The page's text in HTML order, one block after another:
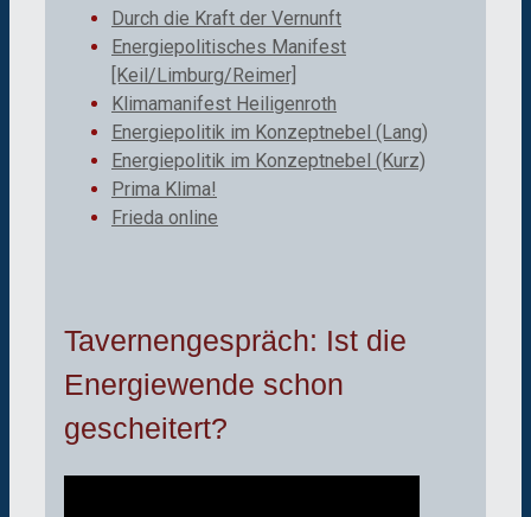
Durch die Kraft der Vernunft
Energiepolitisches Manifest
[Keil/Limburg/Reimer]
Klimamanifest Heiligenroth
Energiepolitik im Konzeptnebel (Lang)
Energiepolitik im Konzeptnebel (Kurz)
Prima Klima!
Frieda online
Tavernengespräch: Ist die
Energiewende schon
gescheitert?